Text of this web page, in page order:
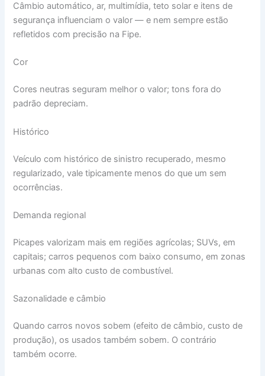
Câmbio automático, ar, multimídia, teto solar e itens de
segurança influenciam o valor — e nem sempre estão
refletidos com precisão na Fipe.
Cor
Cores neutras seguram melhor o valor; tons fora do
padrão depreciam.
Histórico
Veículo com histórico de sinistro recuperado, mesmo
regularizado, vale tipicamente menos do que um sem
ocorrências.
Demanda regional
Picapes valorizam mais em regiões agrícolas; SUVs, em
capitais; carros pequenos com baixo consumo, em zonas
urbanas com alto custo de combustível.
Sazonalidade e câmbio
Quando carros novos sobem (efeito de câmbio, custo de
produção), os usados também sobem. O contrário
também ocorre.